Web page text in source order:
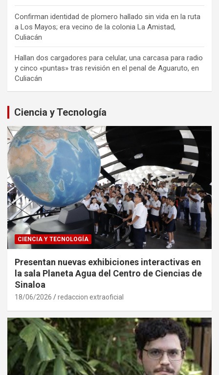
Confirman identidad de plomero hallado sin vida en la ruta
a Los Mayos; era vecino de la colonia La Amistad,
Culiacán
Hallan dos cargadores para celular, una carcasa para radio
y cinco «puntas» tras revisión en el penal de Aguaruto, en
Culiacán
Ciencia y Tecnología
CIENCIA Y TECNOLOGÍA
Presentan nuevas exhibiciones interactivas en
la sala Planeta Agua del Centro de Ciencias de
Sinaloa
18/06/2026 redaccion extraoficial